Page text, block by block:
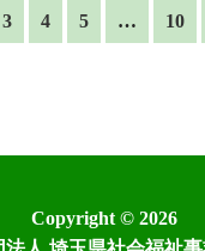
3 4 5 … 10
Copyright © 2026